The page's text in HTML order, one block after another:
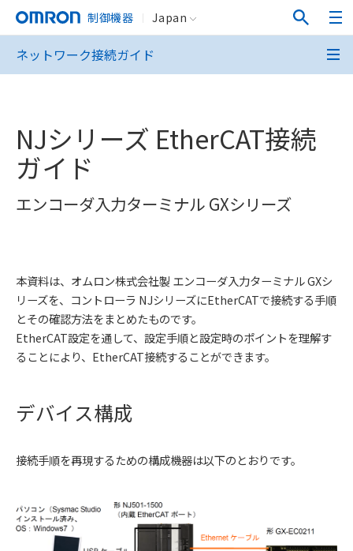
制御機器 Japan
ネットワーク接続ガイド
NJシリーズ EtherCAT接続
ガイド
エンコーダ入力ターミナル GXシリーズ
本資料は、オムロン株式会社製 エンコーダ入力ターミナル GXシ
リーズを、コントローラ NJシリーズにEtherCATで接続する手順
とその確認方法をまとめたものです。
EtherCAT設定を通して、設定手順と設定時のポイントを理解す
ることにより、EtherCAT接続することができます。
デバイス構成
接続手順を再現するための構成機器は以下のとおりです。